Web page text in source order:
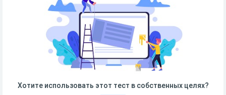
Хотите использовать этот тест в собственных целях?